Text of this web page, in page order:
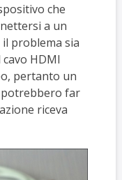
che
a un
problema sia
HDMI
pertanto un
far
riceva